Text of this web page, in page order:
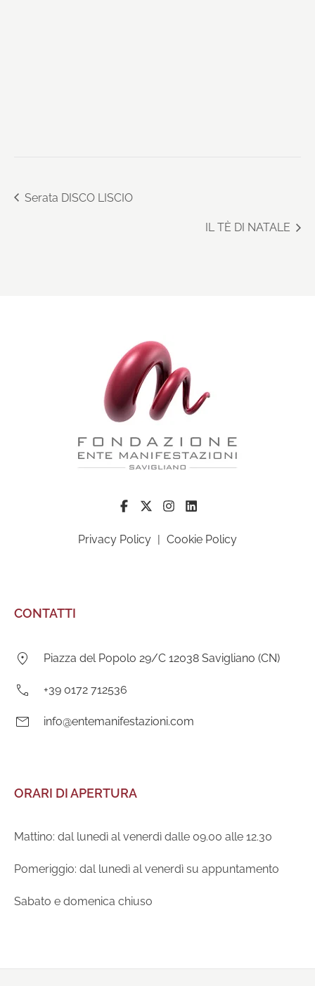
Serata DISCO LISCIO
IL TÈ DI NATALE
Privacy Policy Cookie Policy
CONTATTI
Indirizzo:
Piazza del Popolo 29/C 12038 Savigliano (CN)
Telefono:
+39 0172 712536
E-
info@entemanifestazioni.com
ORARI DI APERTURA
Mattino: dal lunedì al venerdì dalle 09.00 alle 12.30
Pomeriggio: dal lunedì al venerdì su appuntamento
Sabato e domenica chiuso